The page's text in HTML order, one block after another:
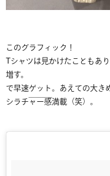
このグラフィック！
Tシャツは見かけたこともあ
増す。
で早速ゲット。あえての大き
シラチャー感満載（笑）。